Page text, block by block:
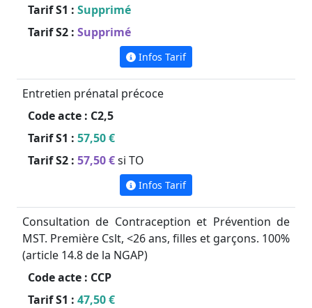
Tarif S1 : Supprimé
Tarif S2 : Supprimé
Infos Tarif
Entretien prénatal précoce
Code acte : C2,5
Tarif S1 : 57,50 €
Tarif S2 : 57,50 €si TO
Infos Tarif
Consultation de Contraception et Prévention de
MST. Première Cslt, <26 ans, filles et garçons. 100%
(article 14.8 de la NGAP)
Code acte : CCP
Tarif S1 : 47,50 €